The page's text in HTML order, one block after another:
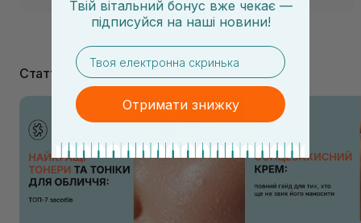
Статті
Твій вітальний бонус вже чекає —
підписуйся на наші новини!
email
Отримати знижку